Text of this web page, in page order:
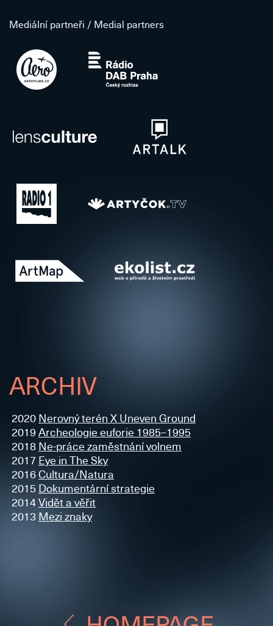
Mediální partneři / Medial partners
ARCHIV
2020 Nerovný terén X Uneven Ground
2019 Archeologie euforie 1985–1995
2018 Ne-práce zaměstnání volnem
2017 Eye in The Sky
2016Cultura/Natura
2015 Dokumentární strategie
2014Vidět a věřit
2013 Mezi znaky